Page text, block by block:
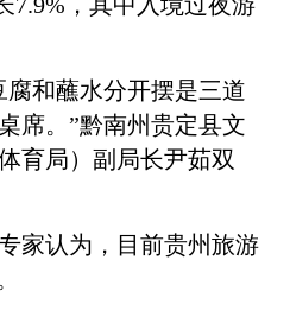
7.9%，其中入境过夜游
和蘸水分开摆是三道
席。”黔南州贵定县文
育局）副局长尹茹双
认为，目前贵州旅游